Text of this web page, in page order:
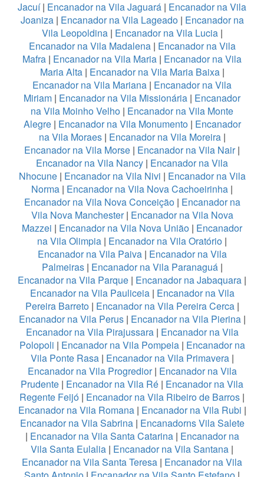
Jacuí| Encanador na Vila Jaguará | Encanador na Vila
Joaniza| Encanador na Vila Lageado| Encanador na
Vila Leopoldina| Encanador na Vila Lucia|
Encanador na Vila Madalena| Encanador na Vila
Mafra | Encanador na Vila Maria | Encanador na Vila
Maria Alta| Encanador na Vila Maria Baixa|
Encanador na Vila Mariana | Encanador na Vila
Miriam | Encanador na Vila Missionária | Encanador
na Vila Moinho Velho | Encanador na Vila Monte
Alegre| Encanador na Vila Monumento| Encanador
na Vila Moraes| Encanador na Vila Moreira|
Encanador na Vila Morse | Encanador na Vila Nair|
Encanador na Vila Nancy | Encanador na Vila
Nhocune| Encanador na Vila Nivi | Encanador na Vila
Norma | Encanador na Vila Nova Cachoeirinha |
Encanador na Vila Nova Conceição| Encanador na
Vila Nova Manchester| Encanador na Vila Nova
Mazzei | Encanador na Vila Nova União | Encanador
na Vila Olimpia | Encanador na Vila Oratório |
Encanador na Vila Paiva| Encanador na Vila
Palmeiras| Encanador na Vila Paranaguá|
Encanador na Vila Parque | Encanador na Jabaquara |
Encanador na Vila Pauliceia| Encanador na Vila
Pereira Barreto| Encanador na Vila Pereira Cerca|
Encanador na Vila Perus| Encanador na Vila Pierina|
Encanador na Vila Pirajussara| Encanador na Vila
Polopoli | Encanador na Vila Pompeia| Encanador na
Vila Ponte Rasa| Encanador na Vila Primavera|
Encanador na Vila Progredior| Encanador na Vila
Prudente | Encanador na Vila Ré | Encanador na Vila
Regente Feijó | Encanador na Vila Ribeiro de Barros |
Encanador na Vila Romana| Encanador na Vila Rubi |
Encanador na Vila Sabrina| Encanadorns Vila Salete
| Encanador na Vila Santa Catarina| Encanador na
Vila Santa Eulalia | Encanador na Vila Santana |
Encanador na Vila Santa Teresa | Encanador na Vila